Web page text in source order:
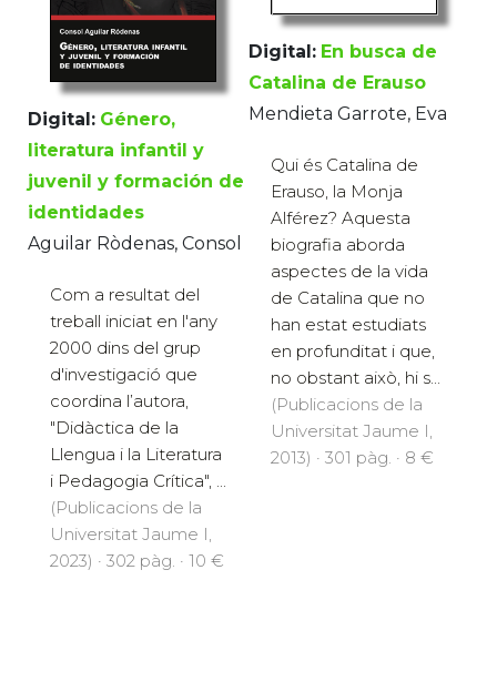
Digital: Género,
literatura infantil y
juvenil y formación de
identidades
Aguilar Ròdenas, Consol
Com a resultat del
treball iniciat en l'any
2000 dins del grup
d'investigació que
coordina l’autora,
"Didàctica de la
Llengua i la Literatura
i Pedagogia Crítica", ...
(Publicacions de la
Universitat Jaume I,
2023) · 302 pàg. · 10 €
Digital: En busca de
Catalina de Erauso
Mendieta Garrote, Eva
Qui és Catalina de
Erauso, la Monja
Alférez? Aquesta
biografia aborda
aspectes de la vida
de Catalina que no
han estat estudiats
en profunditat i que,
no obstant això, hi s...
(Publicacions de la
Universitat Jaume I,
2013) · 301 pàg. · 8 €